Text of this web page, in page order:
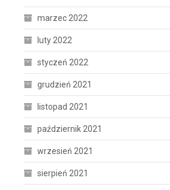
marzec 2022
luty 2022
styczeń 2022
grudzień 2021
listopad 2021
październik 2021
wrzesień 2021
sierpień 2021